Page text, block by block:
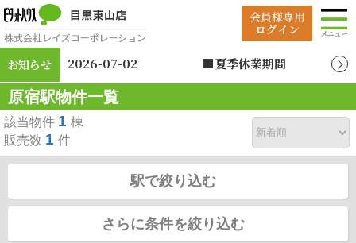
お知らせ 2026-07-02
■夏季休業期間
2026年8月12日（水）
（水）
原宿駅物件一覧
該当物件 1 棟
販売数 1 件
駅で絞り込む
さらに条件を絞り込む